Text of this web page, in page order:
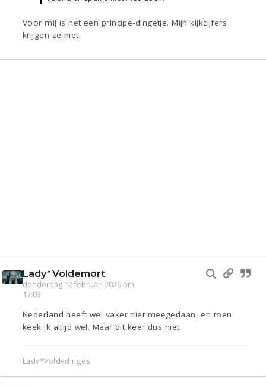
Voor mij is het een principe-dingetje. Mijn kijkcijfers
krijgen ze niet.
Lady*Voldemort
donderdag 12 februari 2026 om
17:03
Nederland heeft wel vaker niet meegedaan, en toen
keek ik altijd wel. Maar dit keer dus niet.
Lady*Voldedinges